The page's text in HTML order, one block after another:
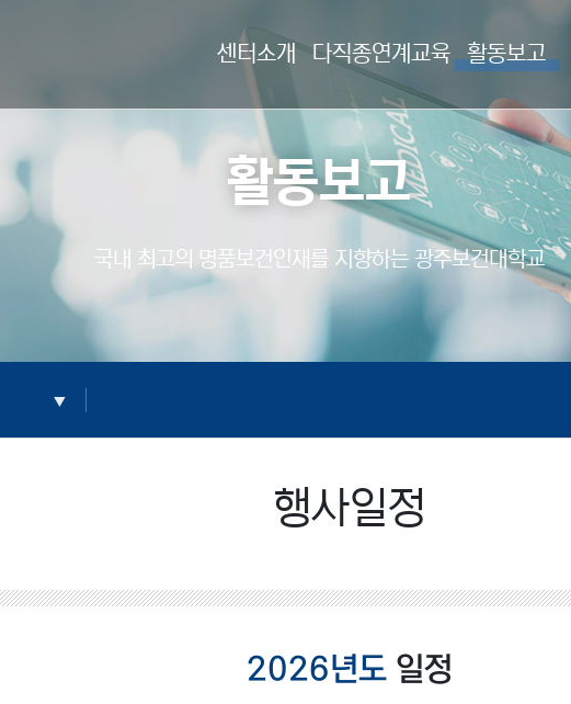
센터소개 다직종연계교육 활동보고
활동보고
국내 최고의 명품보건인재를지향하는 광주보건대학교
행사일정
2026년도 일정